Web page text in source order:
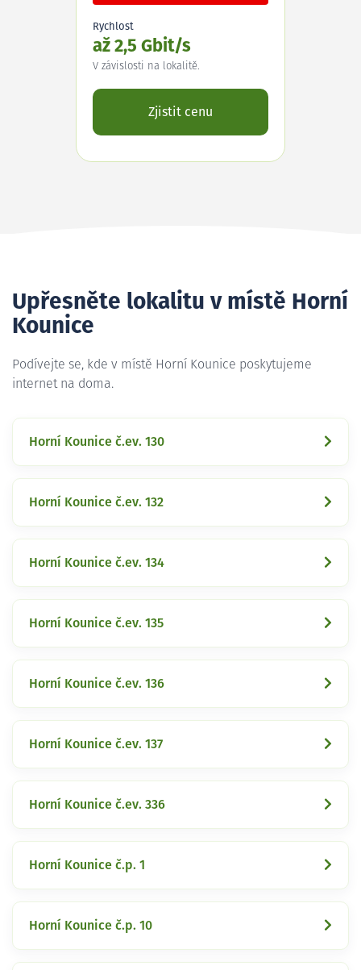
Rychlost
až 2,5 Gbit/s
V závislosti na lokalitě.
Zjistit cenu
Upřesněte lokalitu v místě Horní
Kounice
Podívejte se, kde v místě Horní Kounice poskytujeme
internet na doma.
Horní Kounice č.ev. 130
Horní Kounice č.ev. 132
Horní Kounice č.ev. 134
Horní Kounice č.ev. 135
Horní Kounice č.ev. 136
Horní Kounice č.ev. 137
Horní Kounice č.ev. 336
Horní Kounice č.p. 1
Horní Kounice č.p. 10